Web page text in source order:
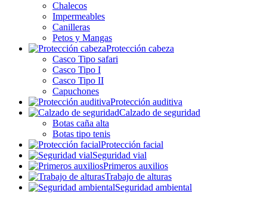
Chalecos
Impermeables
Canilleras
Petos y Mangas
Protección cabeza
Casco Tipo safari
Casco Tipo I
Casco Tipo II
Capuchones
Protección auditiva
Calzado de seguridad
Botas caña alta
Botas tipo tenis
Protección facial
Seguridad vial
Primeros auxilios
Trabajo de alturas
Seguridad ambiental